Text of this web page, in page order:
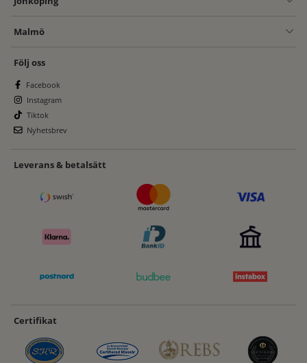
Malmö
Följ oss
Facebook
Instagram
Tiktok
Nyhetsbrev
Leverans & betalsätt
Certifikat